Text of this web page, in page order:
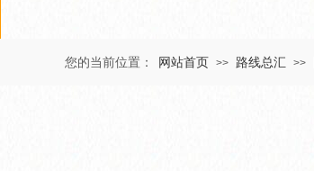
网站首页 >> 路线总汇 >>
您的当前位置：